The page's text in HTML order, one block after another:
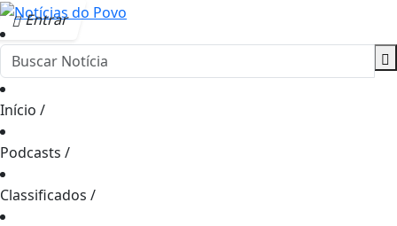
Entrar
Início /
Podcasts /
Classificados /